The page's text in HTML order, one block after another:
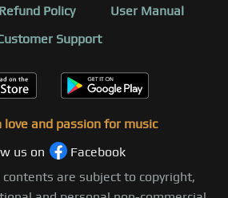
Policy
User Manual
Support
and passion for music
us on
Facebook
contents are subject to copyright,